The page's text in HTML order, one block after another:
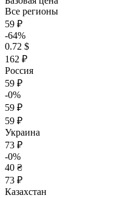
Все регионы
59 ₽
-64%
0.72 $
162 ₽
Россия
59 ₽
-0%
59 ₽
59 ₽
Украина
73 ₽
-0%
40 ₴
73 ₽
Казахстан